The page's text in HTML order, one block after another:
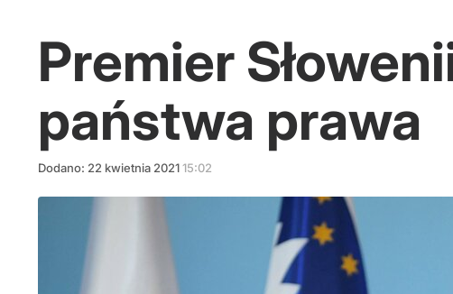
Premier
państwa prawa
Dodano: 22 kwietnia 202115:02